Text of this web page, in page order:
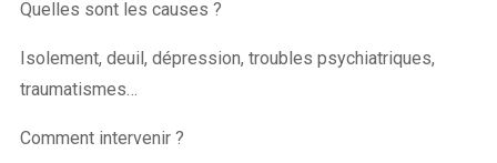
Quelles sont les causes ?
Isolement, deuil, dépression, troubles psychiatriques,
traumatismes…
Comment intervenir ?